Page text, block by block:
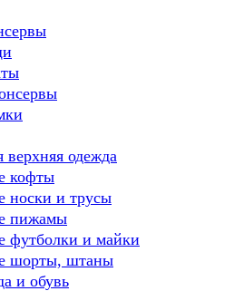
верхняя одежда
кофты
носки и трусы
пижамы
футболки и майки
шорты, штаны
и обувь